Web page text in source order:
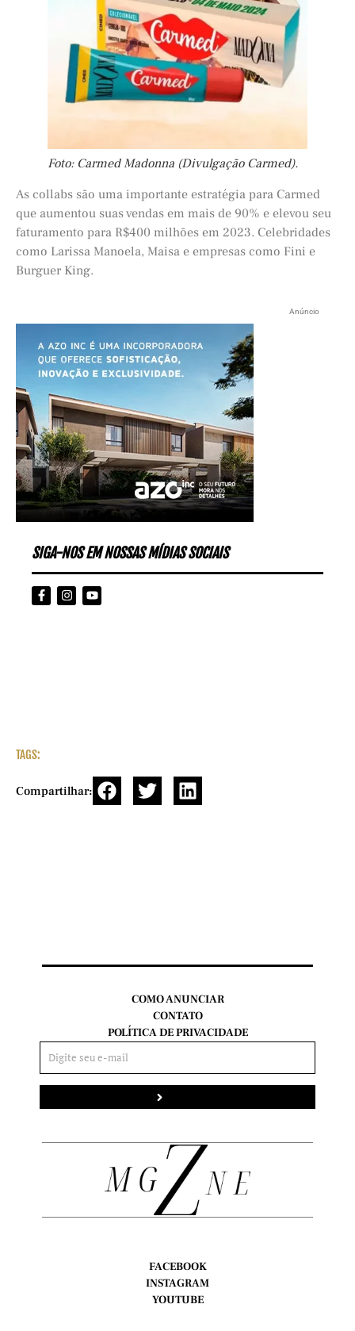
Foto: Carmed Madonna (Divulgação Carmed).
As collabs são uma importante estratégia para Carmed
que aumentou suas vendas em mais de 90% e elevou seu
faturamento para R$400 milhões em 2023. Celebridades
como Larissa Manoela, Maisa e empresas como Fini e
Burguer King.
Anúncio
SIGA-NOS EM NOSSAS MÍDIAS SOCIAIS
TAGS:
Compartilhar:
FACEBOOK
INSTAGRAM
YOUTUBE
COMO ANUNCIAR
CONTATO
POLÍTICA DE PRIVACIDADE